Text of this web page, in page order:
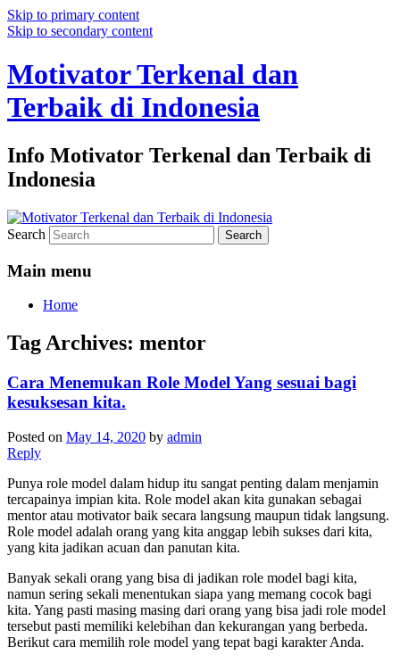
Skip to primary content
Skip to secondary content
Motivator Terkenal dan
Terbaik di Indonesia
Info Motivator Terkenal dan Terbaik di
Indonesia
Search
Main menu
Home
Tag Archives: mentor
Cara Menemukan Role Model Yang sesuai bagi
kesuksesan kita.
Posted on May 14, 2020 by admin
Reply
Punya role model dalam hidup itu sangat penting dalam menjamin
tercapainya impian kita. Role model akan kita gunakan sebagai
mentor atau motivator baik secara langsung maupun tidak langsung.
Role model adalah orang yang kita anggap lebih sukses dari kita,
yang kita jadikan acuan dan panutan kita.
Banyak sekali orang yang bisa di jadikan role model bagi kita,
namun sering sekali menentukan siapa yang memang cocok bagi
kita. Yang pasti masing masing dari orang yang bisa jadi role model
tersebut pasti memiliki kelebihan dan kekurangan yang berbeda.
Berikut cara memilih role model yang tepat bagi karakter Anda.